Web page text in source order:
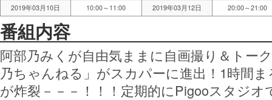
2019年03月10日
10:00～11:00 2019年03月12日 20:00～21:00
番組内容
阿部乃みくが自由気ままに自画撮り＆トー
乃ちゃんねる」がスカパーに進出！1時間
が炸裂－－－！！！定期的にPigooスタジオ